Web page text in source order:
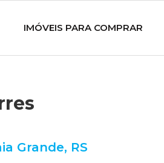
IMÓVEIS PARA COMPRAR
Grande, RS